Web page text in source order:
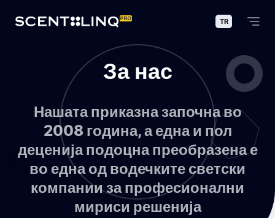
TR
За нас
Нашата приказна започна во
2008 година, а една и пол
деценија подоцна преобразена е
во една од водечките светски
компании за професионални
мириси решенија